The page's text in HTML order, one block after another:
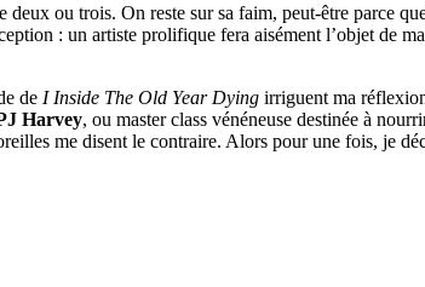
ou trois. On reste sur sa faim, peut-être parce
: un artiste prolifique fera aisément l’objet de
de I Inside The Old Year Dying irriguent ma
Harvey, ou master class vénéneuse destinée à
me disent le contraire. Alors pour une fois, je